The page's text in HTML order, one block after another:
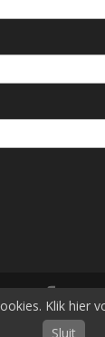
powered-by]
Klik hier
Sluit